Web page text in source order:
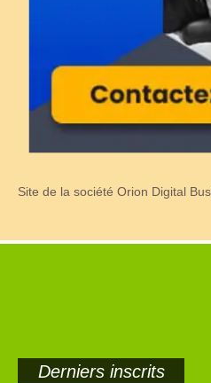
Site de la société Orion Digital
Derniers inscrits